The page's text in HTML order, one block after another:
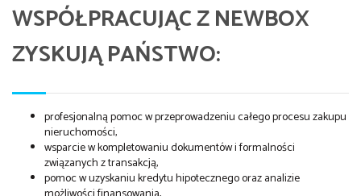
WSPÓŁPRACUJĄC Z NEWBOX
ZYSKUJĄ PAŃSTWO:
profesjonalną pomoc w przeprowadzeniu całego procesu zakupu
nieruchomości,
wsparcie w kompletowaniu dokumentów i formalności
związanych z transakcją,
pomoc w uzyskaniu kredytu hipotecznego oraz analizie